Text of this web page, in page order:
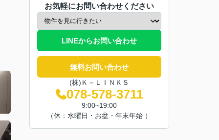
お気軽にお問い合わせください
LINEからお問い合わせ
無料お問い合わせ
(株)Ｋ－ＬＩＮＫＳ
078-578-3711
9:00~19:00
（休：水曜日・お盆・年末年始 ）